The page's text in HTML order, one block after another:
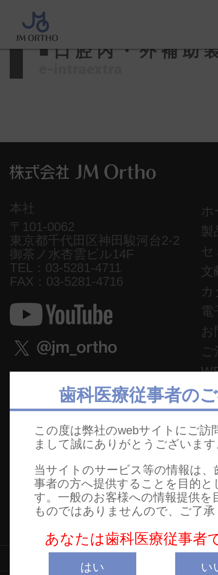
歯科医療従事者の
この度は弊社のwebサイトにご訪
まして誠にありがとうございま
当サイトのサービス等の情報は、
事者の方へ提供することを目的と
す。一般のお客様への情報提供を
ものではありませんので、ご了
あなたは歯科医療従事者
はい い
ホーム
■口腔内・外補助
ホ
製
セ
文
電
お
ご
本社
〒101-0062
東京都千代田区神田駿河台2-2
御茶ノ水杏雲ビル14F
TEL：03-5281-4711
FAX：03-5281-4716